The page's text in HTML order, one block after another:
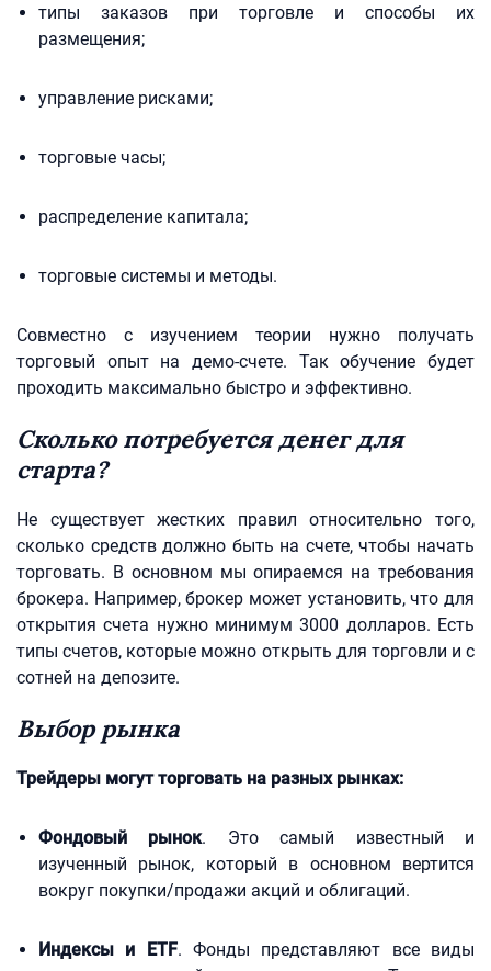
типы заказов при торговле и способы их
размещения;
управление рисками;
торговые часы;
распределение капитала;
торговые системы и методы.
Совместно с изучением теории нужно получать
торговый опыт на демо-счете. Так обучение будет
проходить максимально быстро и эффективно.
Сколько потребуется денег для
старта?
Не существует жестких правил относительно того,
сколько средств должно быть на счете, чтобы начать
торговать. В основном мы опираемся на требования
брокера. Например, брокер может установить, что для
открытия счета нужно минимум 3000 долларов. Есть
типы счетов, которые можно открыть для торговли и с
сотней на депозите.
Выбор рынка
Трейдеры могут торговать на разных рынках:
Фондовый рынок. Это самый известный и
изученный рынок, который в основном вертится
вокруг покупки/продажи акций и облигаций.
Индексы и ETF. Фонды представляют все виды